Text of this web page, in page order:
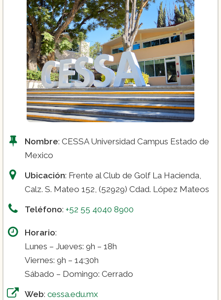
Nombre: CESSA Universidad Campus Estado de
Mexico
Ubicación: Frente al Club de Golf La Hacienda,
Calz. S. Mateo 152, (52929) Cdad. López Mateos
Teléfono: +52 55 4040 8900
Horario:
Lunes – Jueves: 9h – 18h
Viernes: 9h – 14:30h
Sábado – Domingo: Cerrado
Web: cessa.edu.mx